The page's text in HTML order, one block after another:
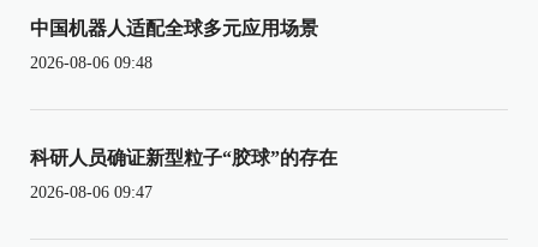
中国机器人适配全球多元应用场景
2026-08-06 09:48
科研人员确证新型粒子“胶球”的存在
2026-08-06 09:47